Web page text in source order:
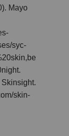
Mayo
syc-
skin-